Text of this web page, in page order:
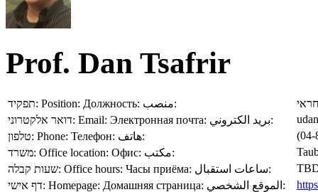
Prof. Dan Tsafrir
תפקיד: Position: Должность: منصب:
דואר אלקטרוני: Email: Электронная почта: بريد الكتروني:
טלפון: Phone: Телефон: هاتف:
(04-
משרד: Office location: Офис: مكتب:
שעות קבלה: Office hours: Часы приёма: ساعات استقبال:
דף אישי: Homepage: Домашняя страница: الموقع الشخصي: